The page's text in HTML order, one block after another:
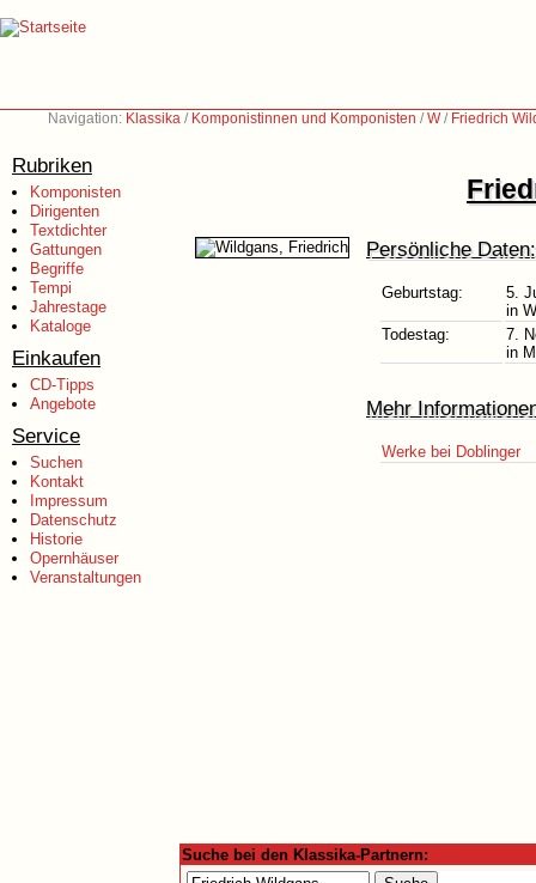
Navigation: Klassika / Komponistinnen und Komponisten /W/ Friedrich
Rubriken
Komponisten
Dirigenten
Textdichter
Gattungen
Begriffe
Tempi
Jahrestage
Kataloge
Einkaufen
CD-Tipps
Angebote
Service
Suchen
Kontakt
Impressum
Datenschutz
Historie
Opernhäuser
Veranstaltungen
Persönliche Daten:
Geburtstag:
5.
in
Todestag:
7.
in
Mehr
Werke bei Doblinger
Suche bei den Klassika-Partnern: